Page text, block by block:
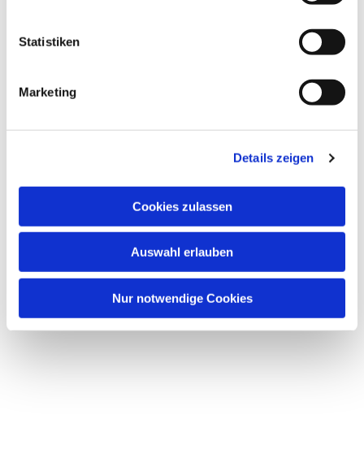
Statistiken
Marketing
Details zeigen
Cookies zulassen
Auswahl erlauben
Nur notwendige Cookies